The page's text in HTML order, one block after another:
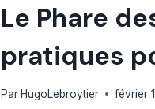
Le Phare
pratiques
ParHugoLebroytier février